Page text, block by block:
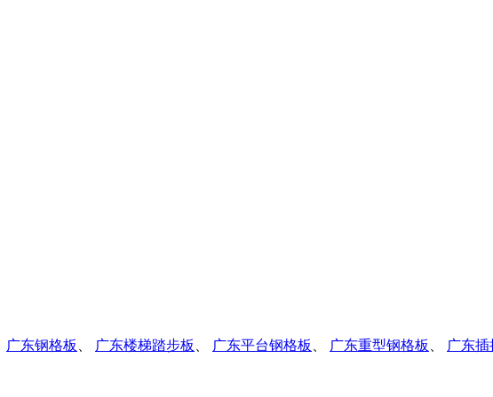
广东钢格板 广东楼梯踏步板 广东平台钢格板 广东重型钢格板 广东插